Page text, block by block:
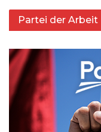
Partei der Arbeit